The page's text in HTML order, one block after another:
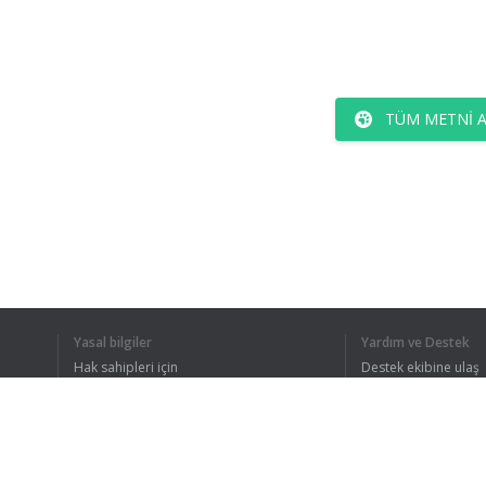
TÜM METNI
Yasal bilgiler
Hak sahipleri için
Yardım ve Destek
Destek ekibine ulaş